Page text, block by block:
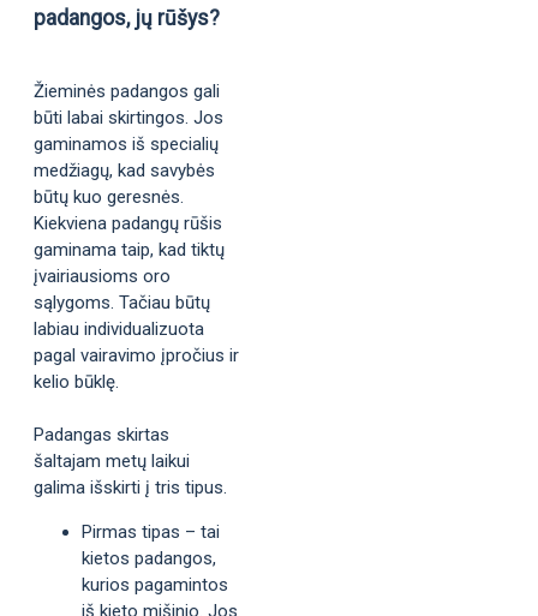
padangos, jų rūšys?
Žieminės padangos gali
būti labai skirtingos. Jos
gaminamos iš specialių
medžiagų, kad savybės
būtų kuo geresnės.
Kiekviena padangų rūšis
gaminama taip, kad tiktų
įvairiausioms oro
sąlygoms. Tačiau būtų
labiau individualizuota
pagal vairavimo įpročius ir
kelio būklę.
Padangas skirtas
šaltajam metų laikui
galima išskirti į tris tipus.
Pirmas tipas – tai
kietos padangos,
kurios pagamintos
iš kieto mišinio. Jos